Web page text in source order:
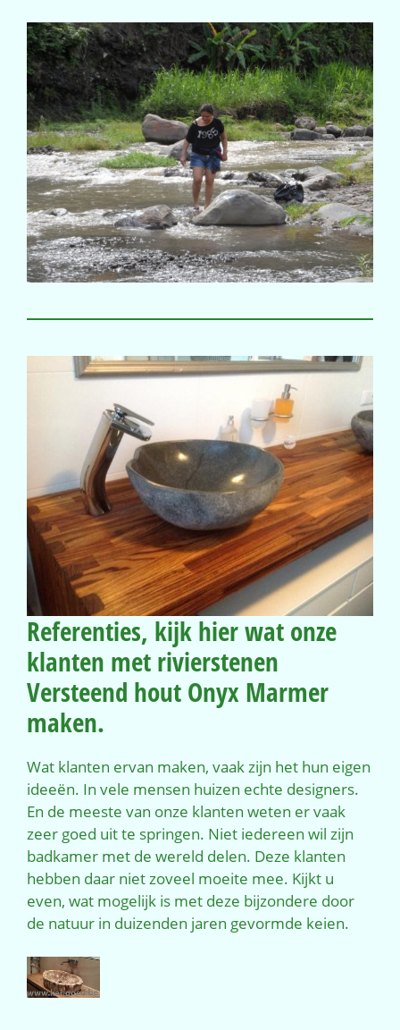
Referenties, kijk hier wat onze
klanten met rivierstenen
Versteend hout Onyx Marmer
maken.
Wat klanten ervan maken, vaak zijn het hun eigen
ideeën. In vele mensen huizen echte designers.
En de meeste van onze klanten weten er vaak
zeer goed uit te springen. Niet iedereen wil zijn
badkamer met de wereld delen. Deze klanten
hebben daar niet zoveel moeite mee. Kijkt u
even, wat mogelijk is met deze bijzondere door
de natuur in duizenden jaren gevormde keien.